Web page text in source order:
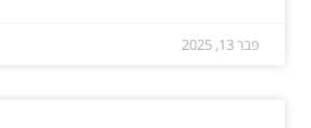
פבר 13, 2025